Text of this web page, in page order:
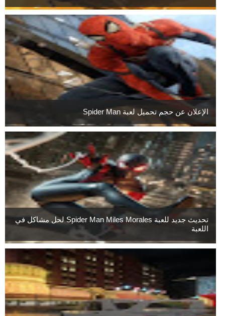
الإعلان عن حجم تحميل لعبة Spider Man
تحديث جديد للعبة Spider Man Miles Morales لحل مشاكل في
اللعبة